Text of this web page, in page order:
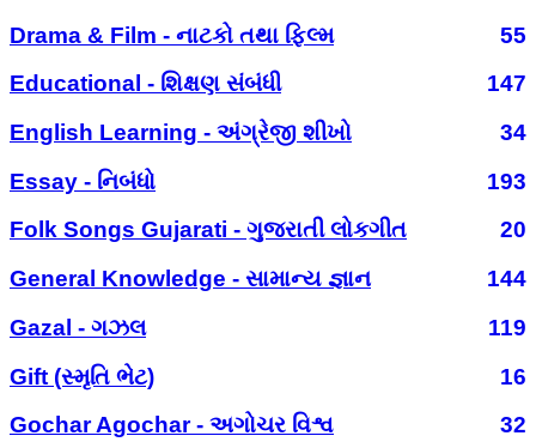
Drama & Film - નાટકો તથા ફિલ્મ
55
Educational - શિક્ષણ સંબંધી
147
English Learning - અંગ્રેજી શીખો
34
Essay - નિબંધો
193
Folk Songs Gujarati - ગુજરાતી લોકગીત
20
General Knowledge - સામાન્ય જ્ઞાન
144
Gazal - ગઝલ
119
Gift (સ્મૃતિ ભેટ)
16
Gochar Agochar - અગોચર વિશ્વ
32